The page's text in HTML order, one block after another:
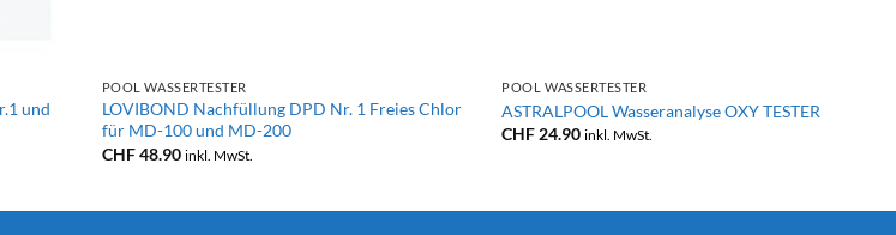
und
POOL WASSERTESTER
LOVIBOND Nachfüllung DPD Nr. 1 Freies Chlor
für MD-100 und MD-200
CHF48.90 inkl. MwSt.
POOL WASSERTESTER
ASTRALPOOL Wasseranalyse OXY TESTER
CHF 24.90 inkl. MwSt.